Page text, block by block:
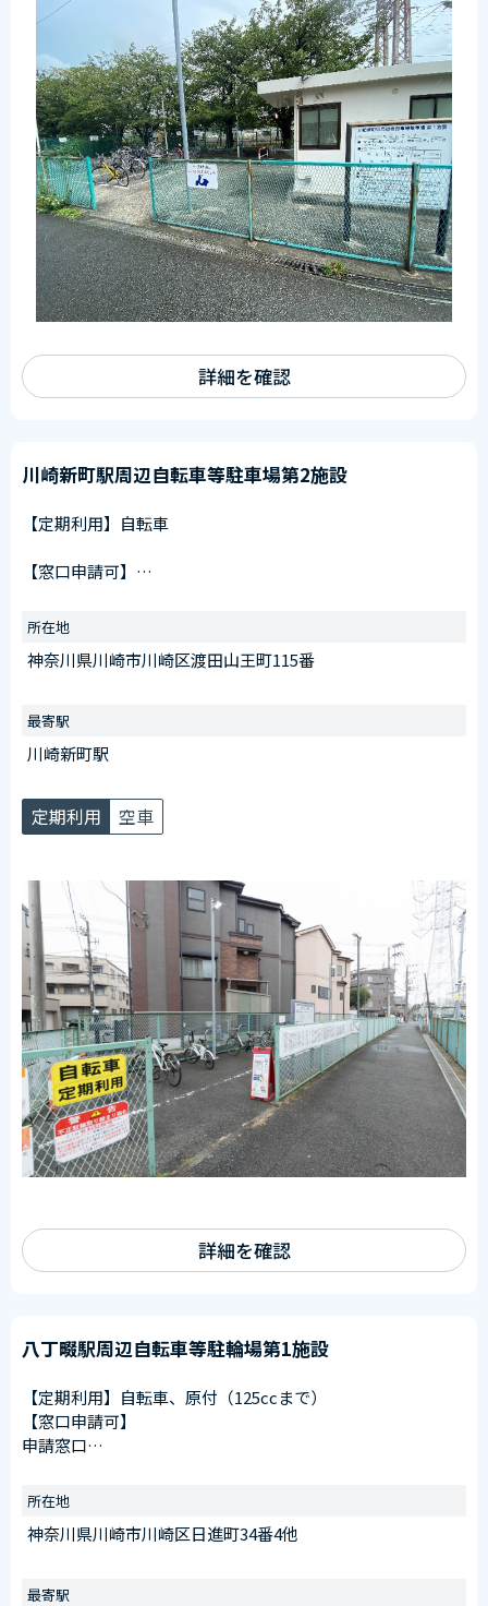
詳細を確認
川崎新町駅周辺自転車等駐車場第2施設
【定期利用】自転車
【窓口申請可】
川崎駅東口第11施設（川崎区日進町28番1）
午前6：30～午後8：00
入口看板横に設置
所在地
神奈川県川崎市川崎区渡田山王町115番
最寄駅
川崎新町駅
定期利用 空車
詳細を確認
八丁畷駅周辺自転車等駐輪場第1施設
【定期利用】自転車、原付（125ccまで）
【窓口申請可】
申請窓口
受付時間
※日曜を除く
※八丁畷駅周辺自転車等駐輪場第1施設と第2施設は共通でご
所在地
神奈川県川崎市川崎区日進町34番4他
最寄駅